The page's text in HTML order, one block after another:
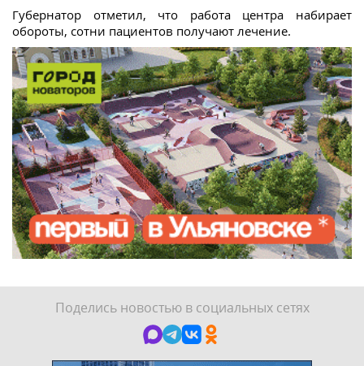
Губернатор отметил, что работа центра набирает
обороты, сотни пациентов получают лечение.
Поделись новостью в социальных сетях